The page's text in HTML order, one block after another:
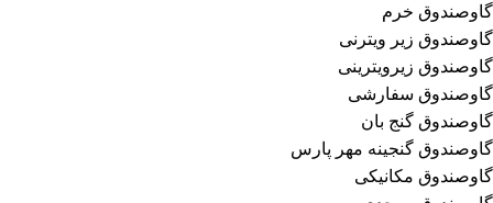
گاوصندوق خرم
گاوصندوق زیر ویترنی
گاوصندوق زیرویترینی
گاوصندوق سفارشی
گاوصندوق گنج بان
گاوصندوق گنجینه مهر پارس
گاوصندوق مکانیکی